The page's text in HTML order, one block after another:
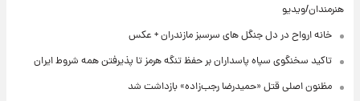
هنرمندان/ویدیو
خانه ارواح در دل جنگل های سرسبز مازندران + عکس
تاکید سخنگوی سپاه پاسداران بر حفظ تنگه هرمز تا پذیرفتن همه شروط ایران
مظنون اصلی قتل «حمیدرضا رجب‌زاده» بازداشت شد